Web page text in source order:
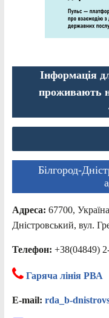
Інформація
проживають
Білгород-
Адреса: 67700,
Дністровський, вул.
Телефон: +38(04849)
Гаряча лінія РВА
E-mail: rda_b-